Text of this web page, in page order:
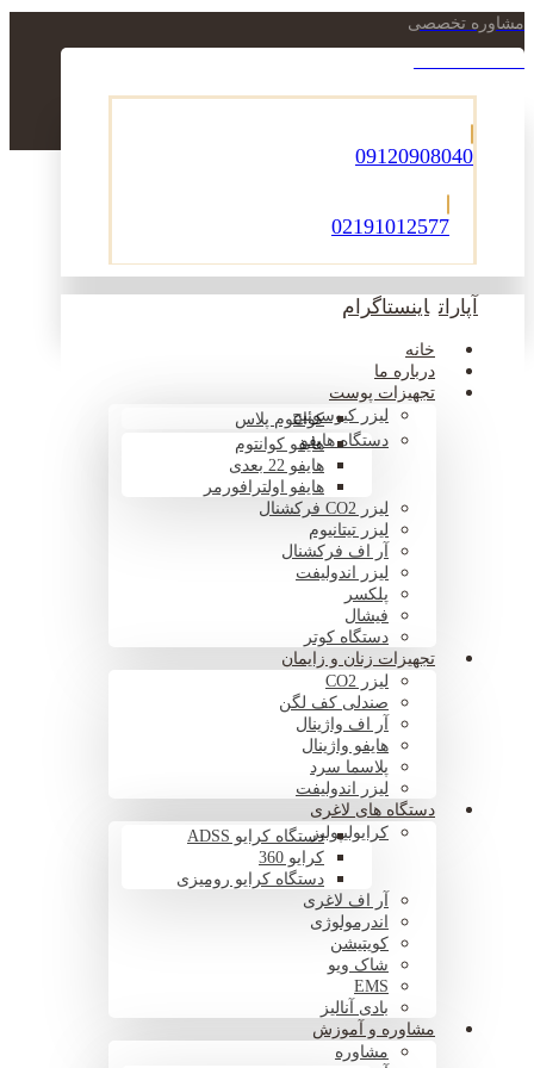
مشاوره تخصصی
09120908040
02191012577
آپارات اینستاگرام
خانه
درباره ما
تجهیزات پوست
لیزر کیوسوئیچکوانتوم پلاس
دستگاه هایفوهایفو کوانتوم
هایفو 22 بعدی
هایفو اولترافورمر
لیزر CO2 فرکشنال
لیزر تیتانیوم
آر اف فرکشنال
لیزر اندولیفت
پلکسر
فیشال
دستگاه کوتر
تجهیزات زنان و زایمان
لیزر CO2
صندلی کف لگن
آر اف واژینال
هایفو واژینال
پلاسما سرد
لیزر اندولیفت
دستگاه های لاغری
کرایولیپولیزدستگاه کرایو ADSS
کرایو 360
دستگاه کرایو رومیزی
آر اف لاغری
اندرمولوژی
کویتیشن
شاک ویو
EMS
بادی آنالیز
مشاوره و آموزش
مشاوره